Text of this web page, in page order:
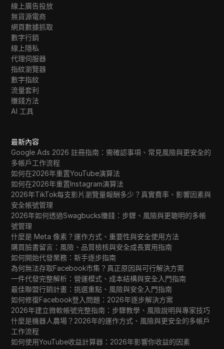
線上廣告投放
無貨源電商
網頁數據抓取
數字行銷
線上隱私
代理伺服器
指紋瀏覽器
數字指紋
流量套利
賺錢方法
AI 工具
最新內容
Google Ads 2026 註冊指南：需確認事項、常見風險與更安全的
多帳戶工作流程
如何在2026年重置YouTube演算法
如何在2026年重置Instagram演算法
2026年TikTok每支影片瀏覽量報酬多少？真實費率、影響因素與
安全帳號管理
2026年如何透過Swagbucks賺錢：步驟、風險與更聰明的多帳
號管理
什麼是 Meta 像素？運作方式、重要性與安全使用方法
購買臉書留言：風險、品質檢核與安全成長實用指南
如何開始代發業務：新手逐步指南
為何無法存取Facebook市集？真正原因與可行解決方案
一件代發完整解析：營運模式、成本結構與安全入門指南
最佳聯盟行銷計畫：挑選重點、風險與安全入門指南
如何修復Facebook登入問題：2026年逐步解決方案
2026年建立微軟帳號完整指南：步驟教學、風險說明與專家技巧
什麼是機器人農場？2026年的運作方式、風險與更安全的多帳戶
工作流程
如何使用YouTube收益計算器：2026年影響你收益的因素